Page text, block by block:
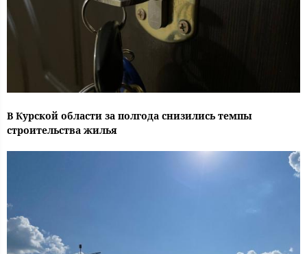
В Курской области за полгода снизились темпы
строительства жилья